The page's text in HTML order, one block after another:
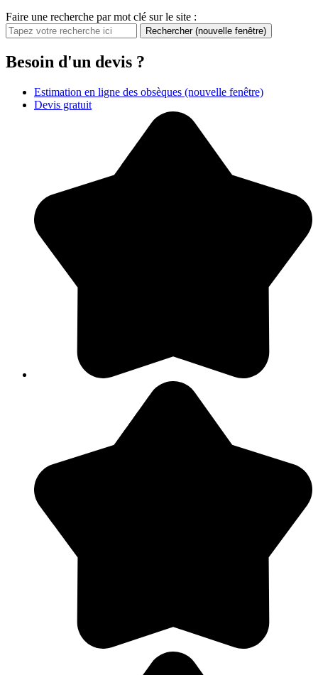
Faire une recherche par mot clé sur le site :
Rechercher (nouvelle fenêtre)
Besoin d'un devis ?
Estimation en ligne des obsèques (nouvelle fenêtre)
Devis gratuit